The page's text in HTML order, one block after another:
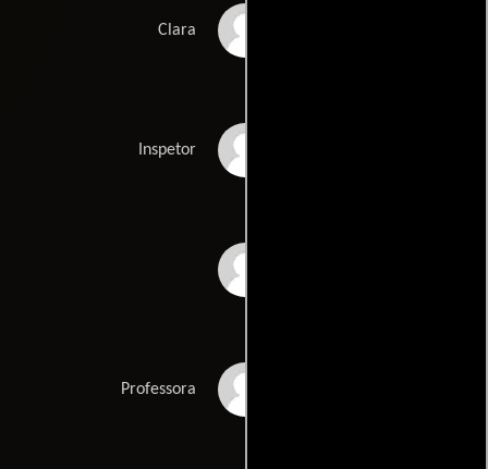
Clara
Inspetor
Professora